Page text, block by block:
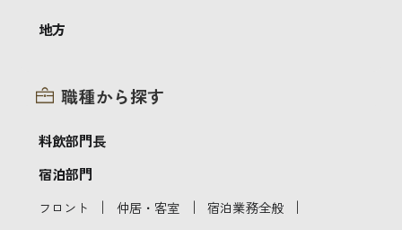
地方
職種から探す
料飲部門長
宿泊部門
フロント ｜ 仲居・客室 ｜ 宿泊業務全般 ｜